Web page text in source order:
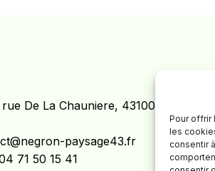
Pour offrir
les
consentir
De La Chauniere, 43100
paysage43.fr
71 50 15 41